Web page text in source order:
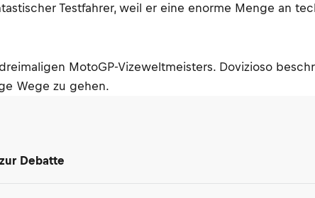
Testfahrer, weil er eine enorme Menge an
MotoGP-Vizeweltmeisters. Dovizioso
Wege zu gehen.
Debatte